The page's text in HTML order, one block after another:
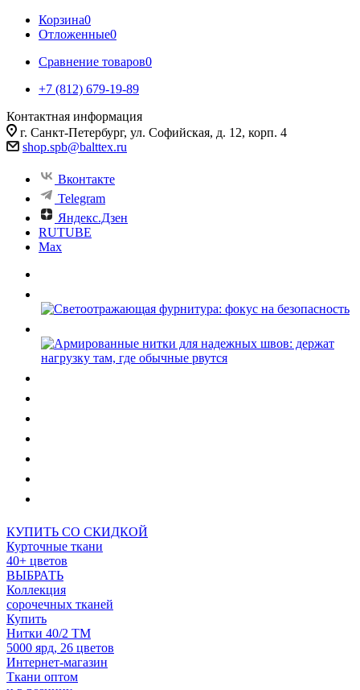
Корзина0
Отложенные0
Сравнение товаров0
+7 (812) 679-19-89
Контактная информация
г. Санкт-Петербург, ул. Софийская, д. 12, корп. 4
shop.spb@balttex.ru
Вконтакте
Telegram
Яндекс.Дзен
RUTUBE
Max
КУПИТЬ СО СКИДКОЙ
Курточные ткани
40+ цветов
ВЫБРАТЬ
Коллекция
сорочечных тканей
Купить
Нитки 40/2 ТМ
5000 ярд, 26 цветов
Интернет-магазин
Ткани оптом